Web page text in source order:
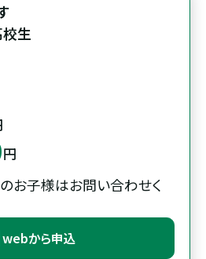
校生
円
お子様はお問い合わせく
webから申込